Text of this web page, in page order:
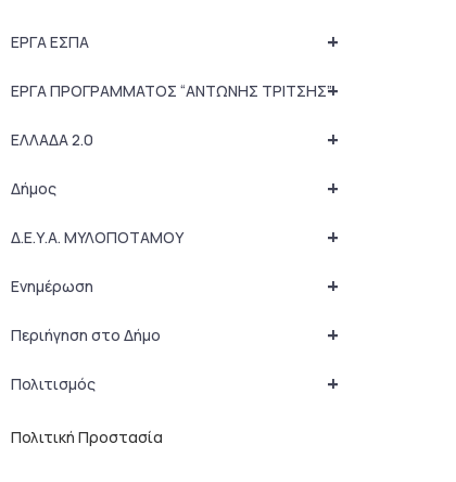
+
ΕΡΓΑ ΕΣΠΑ
+
ΕΡΓΑ ΠΡΟΓΡΑΜΜΑΤΟΣ “ΑΝΤΩΝΗΣ ΤΡΙΤΣΗΣ”
+
ΕΛΛΑΔΑ 2.0
+
Δήμος
+
Δ.Ε.Υ.Α. ΜΥΛΟΠΟΤΑΜΟΥ
+
Ενημέρωση
+
Περιήγηση στο Δήμο
+
Πολιτισμός
Πολιτική Προστασία